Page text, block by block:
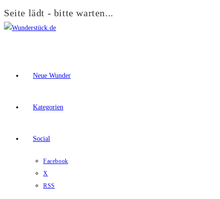
Seite lädt - bitte warten...
Zum
Neue Wunder
Kategorien
Social
Facebook
X
RSS